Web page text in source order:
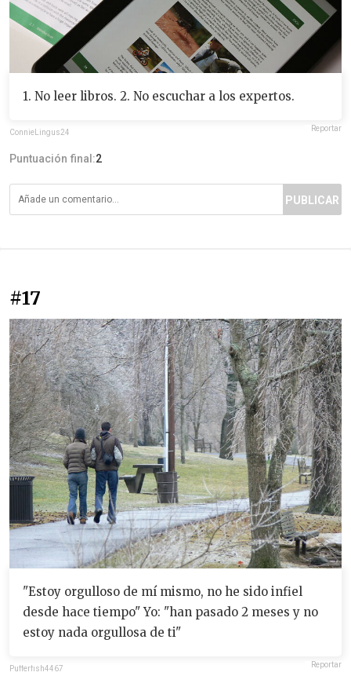
1. No leer libros. 2. No escuchar a los expertos.
ConnieLingus24 Reportar
Puntuación final:2
PUBLICAR
#17
"Estoy orgulloso de mí mismo, no he sido infiel
desde hace tiempo" Yo: "han pasado 2 meses y no
estoy nada orgullosa de ti"
Pufferfish4467 Reportar